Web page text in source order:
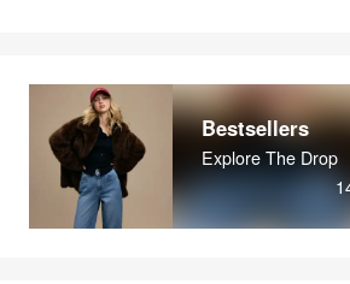
Bestsellers
Explore The Drop